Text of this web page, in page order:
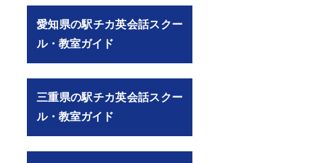
愛知県の駅チカ英会話スクー
ル・教室ガイド
三重県の駅チカ英会話スクー
ル・教室ガイド